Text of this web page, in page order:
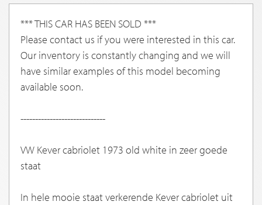
*** THIS CAR HAS BEEN SOLD ***
Please contact us if you were interested in this car.
Our inventory is constantly changing and we will
have similar examples of this model becoming
available soon.
-----------------------------
VW Kever cabriolet 1973 old white in zeer goede
staat
In hele mooie staat verkerende Kever cabriolet uit